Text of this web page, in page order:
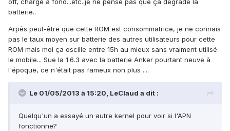
off, charge a fond...etc..je ne pense pas que ça dégrade la
batterie..
Arpès peut-être que cette ROM est consommatrice, je ne connais
pas le taux moyen sur batterie des autres utilisateurs pour cette
ROM mais moi ça oscille entre 15h au mieux sans vraiment utilisé
le mobile... Sue la 1.6.3 avec la batterie Anker pourtant neuve à
l'époque, ce n'était pas fameux non plus ....
Le 01/05/2013 à 15:20, LeClaud a dit :
Quelqu'un a essayé un autre kernel pour voir si l'APN
fonctionne?